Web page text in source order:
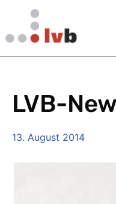
LVB-
13. August 2014